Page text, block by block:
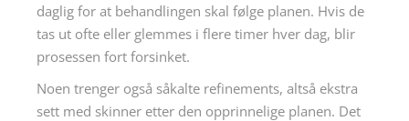
daglig for at behandlingen skal følge planen. Hvis de
tas ut ofte eller glemmes i flere timer hver dag, blir
prosessen fort forsinket.
Noen trenger også såkalte refinements, altså ekstra
sett med skinner etter den opprinnelige planen. Det